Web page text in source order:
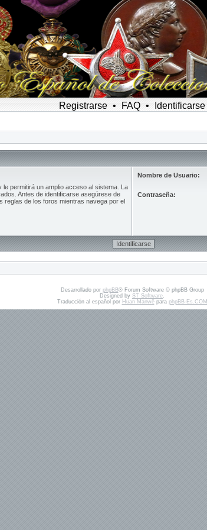
Registrarse • FAQ • Identificarse
permitirá un amplio acceso al sistema. La
Antes de identificarse asegúrese de
reglas de los foros mientras navega por el
Nombre de Usuario:
Contraseña:
Desarrollado por phpBB® Forum Software © phpBB Group
Designed by ST Software.
Traducción al español por Huan Manwëpara phpBB-Es.COM